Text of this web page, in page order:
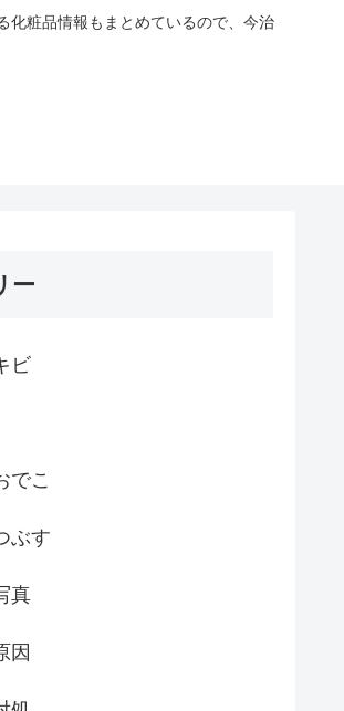
化粧品情報もまとめているので、今治
ー
ビ
でこ
ぶす
真
因